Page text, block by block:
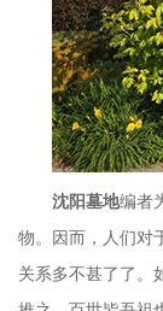
沈阳墓地编者
物。因而，人们对
关系多不甚了了。